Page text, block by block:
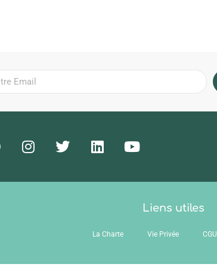
Liens utiles
La Charte Vie Privée CGU